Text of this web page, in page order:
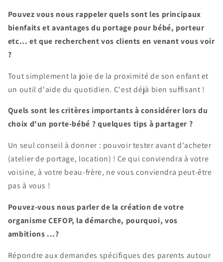
Pouvez vous nous rappeler quels sont les principaux
bienfaits et avantages du portage pour bébé, porteur
etc... et que recherchent vos clients en venant vous voir
?
Tout simplement la joie de la proximité de son enfant et
un outil d'aide du quotidien. C'est déjà bien suffisant !
Quels sont les critères importants à considérer lors du
choix d'un porte-bébé ? quelques tips à partager ?
Un seul conseil à donner : pouvoir tester avant d'acheter
(atelier de portage, location) ! Ce qui conviendra à votre
voisine, à votre beau-frère, ne vous conviendra peut-être
pas à vous !
Pouvez-vous nous parler de la création de votre
organisme CEFOP, la démarche, pourquoi, vos
ambitions ...?
Répondre aux demandes spécifiques des parents autour